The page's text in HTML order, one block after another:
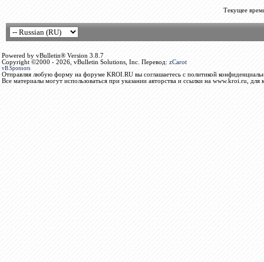
Текущее
Powered by vBulletin® Version 3.8.7
Copyright ©2000 - 2026, vBulletin Solutions, Inc. Перевод: zCarot
vB.Sponsors
Отправляя любую форму на форуме KROI.RU вы соглашаетесь с политикой
Все материалы могут использоваться при указании авторства и ссылки на www.kroi.ru, для